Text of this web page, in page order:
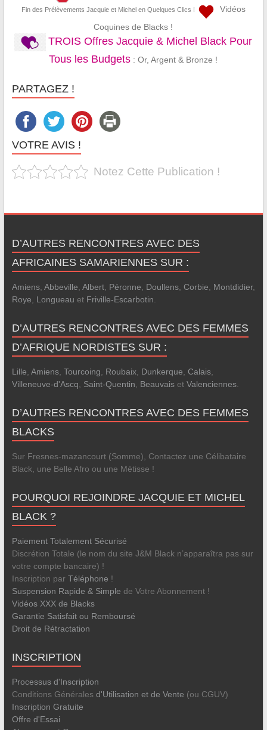
Fin des Prélèvements Jacquie et Michel en Quelques Clics !
Vidéos
Coquines de Blacks !
TROIS Offres Jacquie & Michel Black Pour
Tous les Budgets : Or, Argent & Bronze !
PARTAGEZ !
VOTRE AVIS !
Notez Cette Publication !
D’AUTRES RENCONTRES AVEC DES
AFRICAINES SAMARIENNES SUR :
Amiens, Abbeville, Albert, Péronne, Doullens, Corbie, Montdidier,
Roye, Longueau et Friville-Escarbotin.
D’AUTRES RENCONTRES AVEC DES FEMMES
D’AFRIQUE NORDISTES SUR :
Lille, Amiens, Tourcoing, Roubaix, Dunkerque, Calais,
Villeneuve-d'Ascq, Saint-Quentin, Beauvaiset Valenciennes.
D’AUTRES RENCONTRES AVEC DES FEMMES
BLACKS
Sur Fresnes-mazancourt (Somme), Contactez une Célibataire
Black, une Belle Afro ou une Métisse !
POURQUOI REJOINDRE JACQUIE ET MICHEL
BLACK ?
Paiement Totalement Sécurisé
Discrétion Totale (le nom du site J&M Black n’apparaîtra pas sur
votre compte bancaire) !
Inscription par Téléphone !
Suspension Rapide & Simple de Votre Abonnement !
Vidéos XXX de Blacks
Garantie Satisfait ou Remboursé
Droit de Rétractation
INSCRIPTION
Processus d'Inscription
Conditions Générales d'Utilisation et de Vente (ou CGUV)
Inscription Gratuite
Offre d'Essai